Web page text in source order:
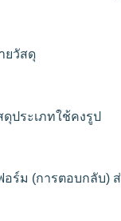
ยวัสดุ
ประเภทใช้คงรูป
อร์ม (การตอบกลับ)